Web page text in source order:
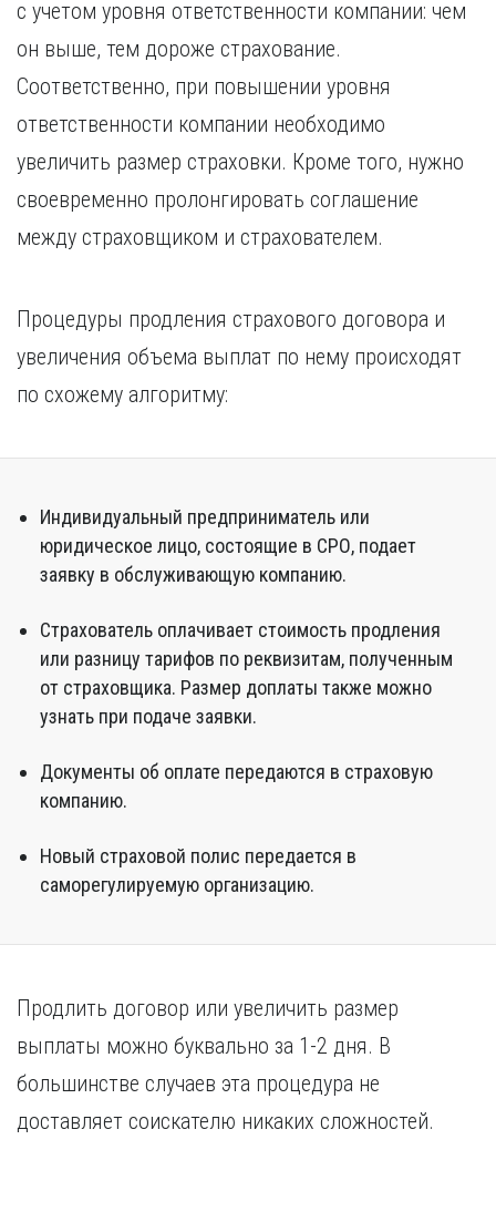
с учетом уровня ответственности компании: чем
он выше, тем дороже страхование.
Соответственно, при повышении уровня
ответственности компании необходимо
увеличить размер страховки. Кроме того, нужно
своевременно пролонгировать соглашение
между страховщиком и страхователем.
Процедуры продления страхового договора и
увеличения объема выплат по нему происходят
по схожему алгоритму:
Индивидуальный предприниматель или
юридическое лицо, состоящие в СРО, подает
заявку в обслуживающую компанию.
Страхователь оплачивает стоимость продления
или разницу тарифов по реквизитам, полученным
от страховщика. Размер доплаты также можно
узнать при подаче заявки.
Документы об оплате передаются в страховую
компанию.
Новый страховой полис передается в
саморегулируемую организацию.
Продлить договор или увеличить размер
выплаты можно буквально за 1-2 дня. В
большинстве случаев эта процедура не
доставляет соискателю никаких сложностей.